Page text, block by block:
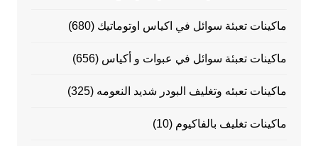
ماكينات تعبئة سوائل في اكياس اوتوماتيك (680)
ماكينات تعبئة سوائل في عبوات و أكياس (656)
ماكينات تعبئه وتغليف البودر شديد النعومه (325)
ماكينات تغليف بالفاكيوم (10)